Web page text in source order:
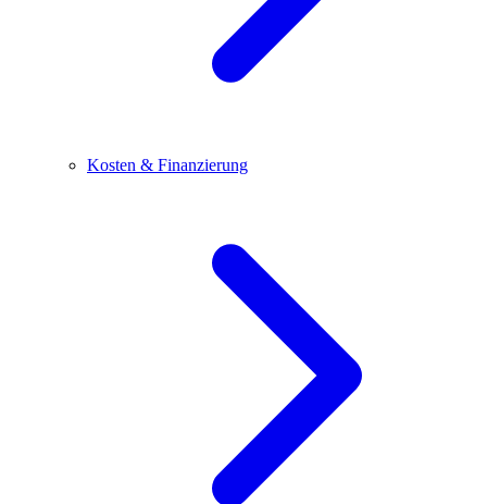
Kosten & Finanzierung